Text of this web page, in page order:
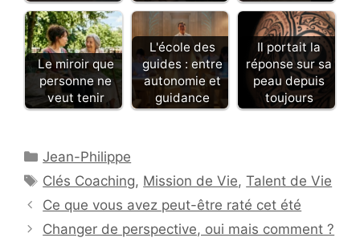
Le miroir que
personne ne
veut tenir
L'école des
guides : entre
autonomie et
guidance
Il portait la
réponse sur sa
peau depuis
toujours
Catégories
Jean-Philippe
Étiquettes
Clés Coaching, Mission de Vie,Talent de Vie
Ce que vous avez peut-être raté cet été
Changer de perspective, oui mais comment ?